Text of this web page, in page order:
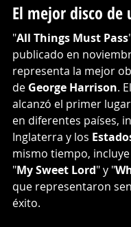
El mejor disco de
"All Things Must Pass
publicado en
representa la mejor
de George Harrison.
alcanzó el primer
en diferentes países,
Inglaterra y los
mismo tiempo,
"My Sweet Lord" y "
que representaron
éxito.